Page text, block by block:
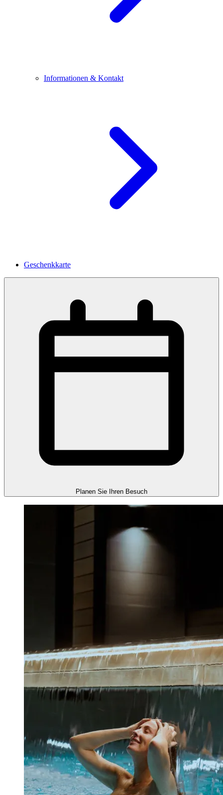
Informationen & Kontakt
Geschenkkarte
Planen Sie Ihren Besuch